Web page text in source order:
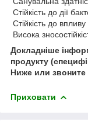
Стійкість до дії
Стійкість до
Висока
Докладніше
продукту
Ниже или звоните
Приховати